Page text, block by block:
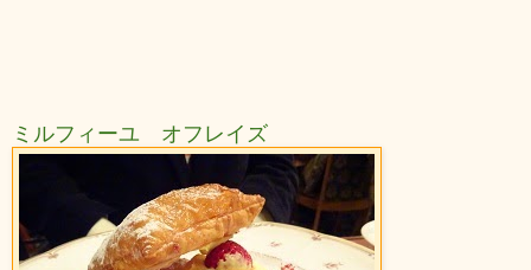
ミルフィーユ オフレイズ